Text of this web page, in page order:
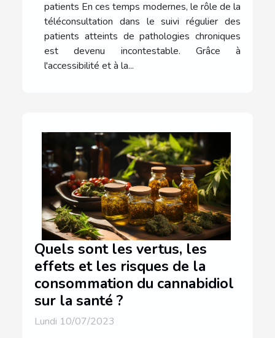
patients En ces temps modernes, le rôle de la
téléconsultation dans le suivi régulier des
patients atteints de pathologies chroniques
est devenu incontestable. Grâce à
l'accessibilité et à la...
Quels sont les vertus, les
effets et les risques de la
consommation du cannabidiol
sur la santé ?
Lundi 10/07/2023